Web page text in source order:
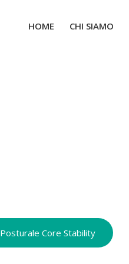
HOME CHI SIAMO
Posturale Core Stability